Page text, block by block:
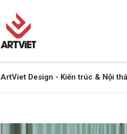
ArtViet Design - Kiến trúc & Nội